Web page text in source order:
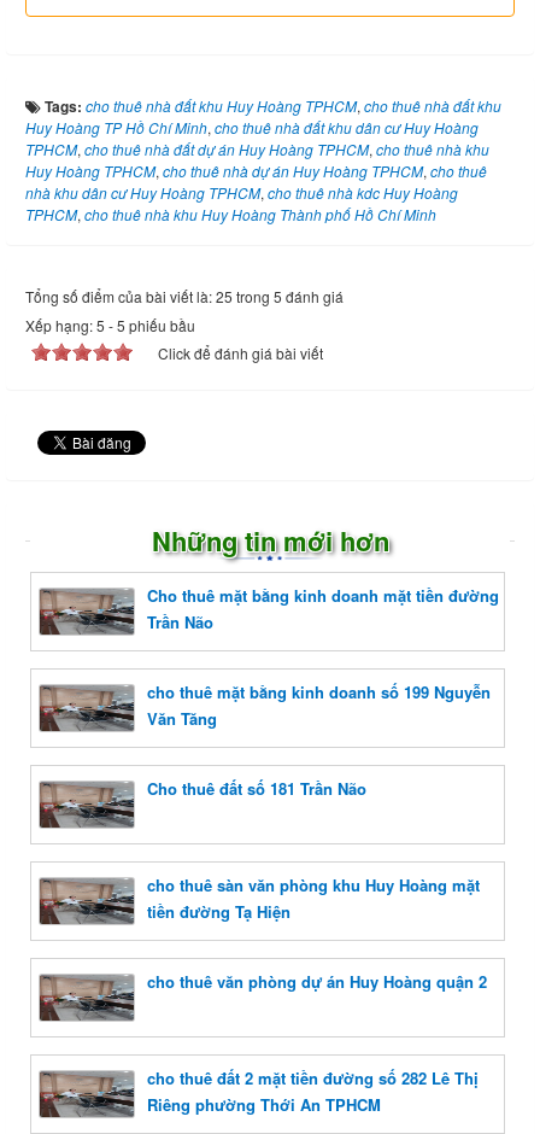
Tags: cho thuê nhà đất khu Huy Hoàng TPHCM, cho thuê nhà đất khu
Huy Hoàng TP Hồ Chí Minh, cho thuê nhà đất khu dân cư Huy Hoàng
TPHCM, cho thuê nhà đất dự án Huy Hoàng TPHCM, cho thuê nhà khu
Huy Hoàng TPHCM, cho thuê nhà dự án Huy Hoàng TPHCM, cho thuê
nhà khu dân cư Huy Hoàng TPHCM, cho thuê nhà kdc Huy Hoàng
TPHCM, cho thuê nhà khu Huy Hoàng Thành phố Hồ Chí Minh
Tổng số điểm của bài viết là: 25 trong 5 đánh giá
Xếp hạng:5 -5 phiếu bầu
Click để đánh giá bài viết
Những tin mới hơn
Cho thuê mặt bằng kinh doanh mặt tiền đường
Trần Não
cho thuê mặt bằng kinh doanh số 199 Nguyễn
Văn Tăng
Cho thuê đất số 181 Trần Não
cho thuê sàn văn phòng khu Huy Hoàng mặt
tiền đường Tạ Hiện
cho thuê văn phòng dự án Huy Hoàng quận 2
cho thuê đất 2 mặt tiền đường số 282 Lê Thị
Riêng phường Thới An TPHCM